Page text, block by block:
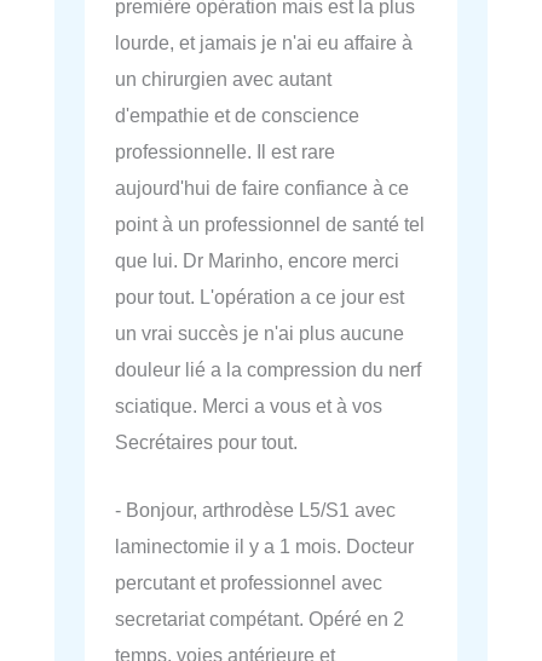
première opération mais est la plus
lourde, et jamais je n'ai eu affaire à
un chirurgien avec autant
d'empathie et de conscience
professionnelle. Il est rare
aujourd'hui de faire confiance à ce
point à un professionnel de santé tel
que lui. Dr Marinho, encore merci
pour tout. L'opération a ce jour est
un vrai succès je n'ai plus aucune
douleur lié a la compression du nerf
sciatique. Merci a vous et à vos
Secrétaires pour tout.
- Bonjour, arthrodèse L5/S1 avec
laminectomie il y a 1 mois. Docteur
percutant et professionnel avec
secretariat compétant. Opéré en 2
temps, voies antérieure et